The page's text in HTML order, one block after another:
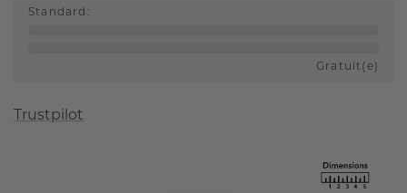
Standard :
Gratuit(e)
Trustpilot